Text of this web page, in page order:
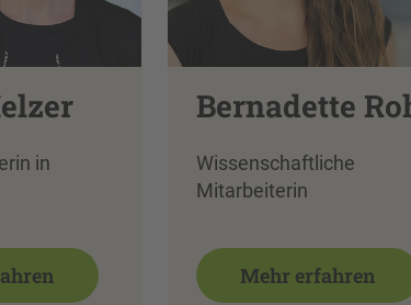
in
Bernadette
Wissenschaftliche
Mitarbeiterin
Mehr erfahren